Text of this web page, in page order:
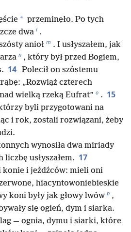
* przeminęło. Po tych
dwa l .
anioł m . I usłyszałem, jak
n , który był przed Bogiem,
14 Polecił on szóstemu
„Rozwiąż czterech
wielką rzeką Eufrat” o . 15
byli przygotowani na
i rok, zostali rozwiązani, żeby
wynosiła dwa miriady
liczbę usłyszałem. 17
konie i jeźdźców: mieli oni
hiacyntowoniebieskie
koni były jak głowy lwów p ,
się ogień, dym i siarka.
— ognia, dymu i siarki, które